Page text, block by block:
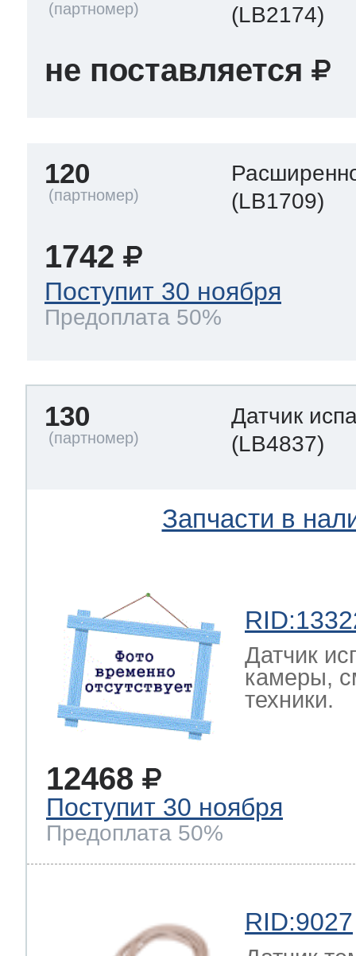
(LB2174)
не поставляется
120
(LB1709)
1742
Поступит 30 ноября
Предоплата 50%
130
Датчик
(LB4837)
Запчасти в
Датчик
камеры,
техники.
12468
Поступит 30 ноября
Предоплата 50%
RID:9027